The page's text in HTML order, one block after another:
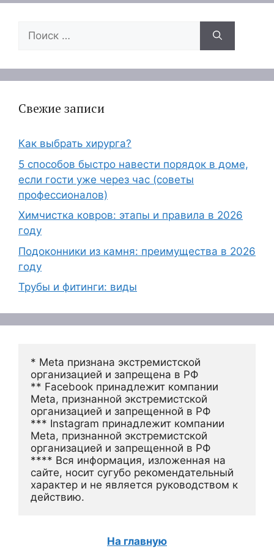
Поиск:
Свежие записи
Как выбрать хирурга?
5 способов быстро навести порядок в доме,
если гости уже через час (советы
профессионалов)
Химчистка ковров: этапы и правила в 2026
году
Подоконники из камня: преимущества в 2026
году
Трубы и фитинги: виды
* Meta признана экстремистской
организацией и запрещена в РФ
** Facebook принадлежит компании
Meta, признанной экстремистской
организацией и запрещенной в РФ
*** Instagram принадлежит компании
Meta, признанной экстремистской
организацией и запрещенной в РФ
**** Вся информация, изложенная на
сайте, носит сугубо рекомендательный
характер и не является руководством к
действию.
На главную